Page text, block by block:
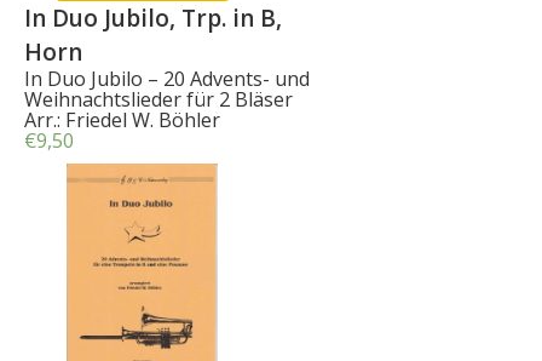
In Duo Jubilo, Trp. in B,
Horn
In Duo Jubilo – 20 Advents- und
Weihnachtslieder für 2 Bläser
Arr.: Friedel W. Böhler
€9,50